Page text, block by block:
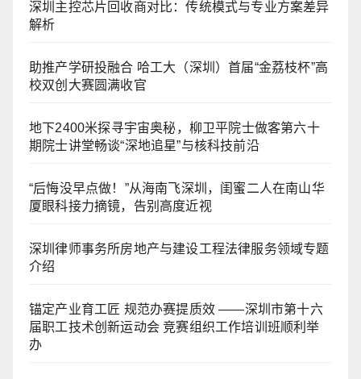
深圳主控芯片回收商对比：传统模式与专业方案差异
解析
助推产学研投融合 哈工大（深圳）首届“金荔枝杯”高
校双创大赛圆满收官
地下2400米探寻宇宙奥秘，柳卫平院士做客第六十
期院士讲堂畅谈“深地追星”与核科技前沿
“后悔没早点做！”从海南飞深圳，闺蜜二人在南山华
厦眼科接力摘镜，告别高度近视
深圳律师事务所房地产与建设工程法律服务领域专题
介绍
锚定产业育工匠 规范办赛提质效 ——深圳市第十六
届职工技术创新运动会 竞赛组织工作培训班顺利举
办